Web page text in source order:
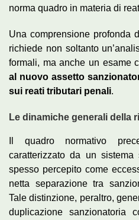
norma quadro in materia di
Una comprensione profonda
richiede non soltanto
formali, ma anche un esame
al nuovo assetto
sui reati tributari penali.
Le dinamiche generali della
Il quadro normativo
caratterizzato da un sistema
spesso percepito come
netta separazione tra
Tale distinzione, peraltro,
duplicazione sanzionatoria